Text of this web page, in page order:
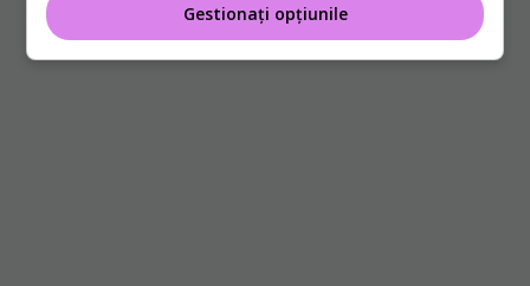
Gestionați opțiunile